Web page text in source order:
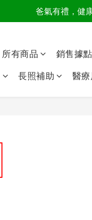
讀懂爸
爸氣有禮，健
所有商品
銷售據點
長照補助 醫